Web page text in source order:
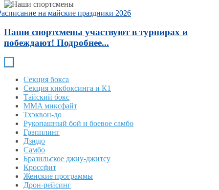
на майские праздники 2026
Наши спортсмены участвуют в турнирах и
побеждают! Подробнее...
Секция бокса
Секция кикбоксинга и К1
Тайский бокс
MMA миксфайт
Тхэквон-до
Рукопашный бой и боевое самбо
Грэпплинг
Дзюдо
Самбо
Бразильское джиу-джитсу
Кроссфит
Женские программы
Дрон-рейсинг